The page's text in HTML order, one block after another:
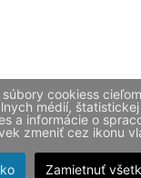
cookiess
médií,
a informácie o
zmeniť cez ikonu
Zamietnuť